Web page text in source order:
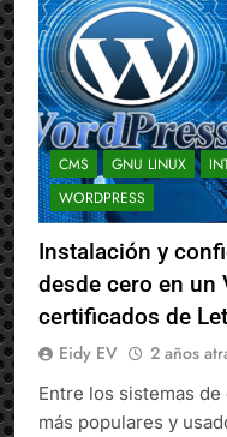
CMS GNU LINUX
WORDPRESS
Instalación y
desde cero en un
certificados de
Eidy EV 2 años
Entre los sistemas
más populares y